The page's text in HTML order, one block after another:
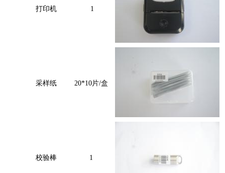
打印机 1
采样纸 20*10片/盒
校验棒 1